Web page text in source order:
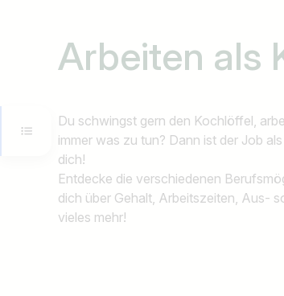
Arbeiten als
Du schwingst gern den Kochlöffel,
immer was zu tun? Dann ist der Job
dich!
Entdecke die verschiedenen
dich über Gehalt, Arbeitszeiten, Aus-
vieles mehr!